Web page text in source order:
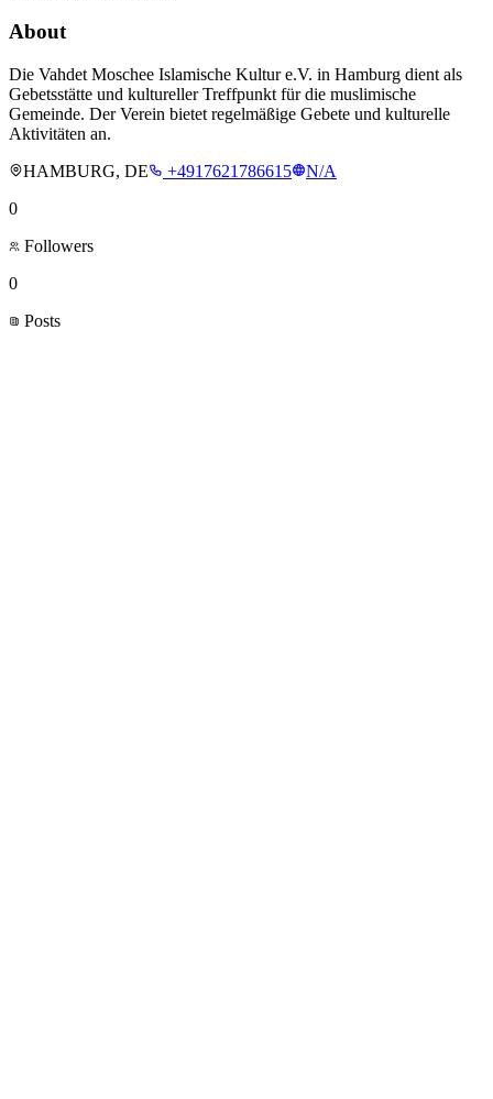
About
Die Vahdet Moschee Islamische Kultur e.V. in Hamburg dient als
Gebetsstätte und kultureller Treffpunkt für die muslimische
Gemeinde. Der Verein bietet regelmäßige Gebete und kulturelle
Aktivitäten an.
HAMBURG, DE
+4917621786615
N/A
0
Followers
0
Posts